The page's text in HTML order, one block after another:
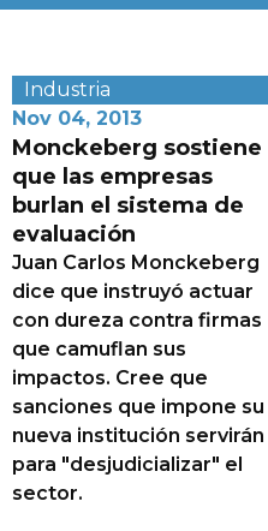
Industria
Nov 04, 2013
Monckeberg sostiene
que las empresas
burlan el sistema de
evaluación
Juan Carlos Monckeberg
dice que instruyó actuar
con dureza contra firmas
que camuflan sus
impactos. Cree que
sanciones que impone su
nueva institución servirán
para "desjudicializar" el
sector.